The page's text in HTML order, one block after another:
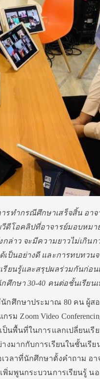
รทำกรณีศึกษาเสร็จสิ้น อา
วีดีโอคลิปที่อาจารย์มอบหมา
ล่าว จะมีความยาวไม่เกินก
เป็นอย่างดี และการทบทวน
รียนรู้และสรุปผลร่วมกันก่อน
กศึกษา30-40 คนต่อชั้นเรียน
นักศึกษาประมาณ 80คน ผู้ส
กรม Zoom Video
ป็นพื้นที่ในการแลกเปลี่ยนเรี
งมากกับการเรียนในชั้นเรีย
เวลาที่นักศึกษาตั้งคำถาม อา
พิ่มพูนกระบวนการเรียนรู้ น